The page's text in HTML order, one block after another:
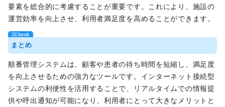
要素を総合的に考慮することが重要です。これにより、施設の
運営効率を向上させ、利用者満足度を高めることができます。
まとめ
順番管理システムは、顧客や患者の待ち時間を短縮し、満足度
を向上させるための強力なツールです。インターネット接続型
システムの利便性を活用することで、リアルタイムでの情報提
供や呼出通知が可能になり、利用者にとって大きなメリットと